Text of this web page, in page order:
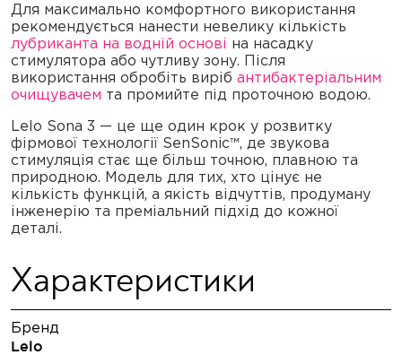
Для максимально комфортного використання
рекомендується нанести невелику кількість
лубриканта на водній основі на насадку
стимулятора або чутливу зону. Після
використання обробіть виріб антибактеріальним
очищувачем та промийте під проточною водою.
Lelo Sona 3 — це ще один крок у розвитку
фірмової технології SenSonic™, де звукова
стимуляція стає ще більш точною, плавною та
природною. Модель для тих, хто цінує не
кількість функцій, а якість відчуттів, продуману
інженерію та преміальний підхід до кожної
деталі.
Характеристики
Бренд
Lelo